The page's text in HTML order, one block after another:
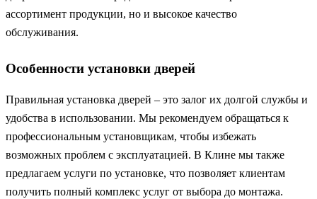
ассортимент продукции, но и высокое качество
обслуживания.
Особенности установки дверей
Правильная установка дверей – это залог их долгой службы и
удобства в использовании. Мы рекомендуем обращаться к
профессиональным установщикам, чтобы избежать
возможных проблем с эксплуатацией. В Клине мы также
предлагаем услуги по установке, что позволяет клиентам
получить полный комплекс услуг от выбора до монтажа.